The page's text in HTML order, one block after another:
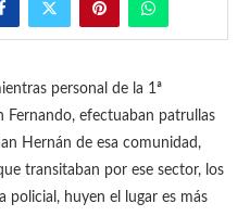
personal de la 1ª
Fernando, efectuaban patrullas
Hernán de esa comunidad,
transitaban por ese sector, los
policial, huyen el lugar es más